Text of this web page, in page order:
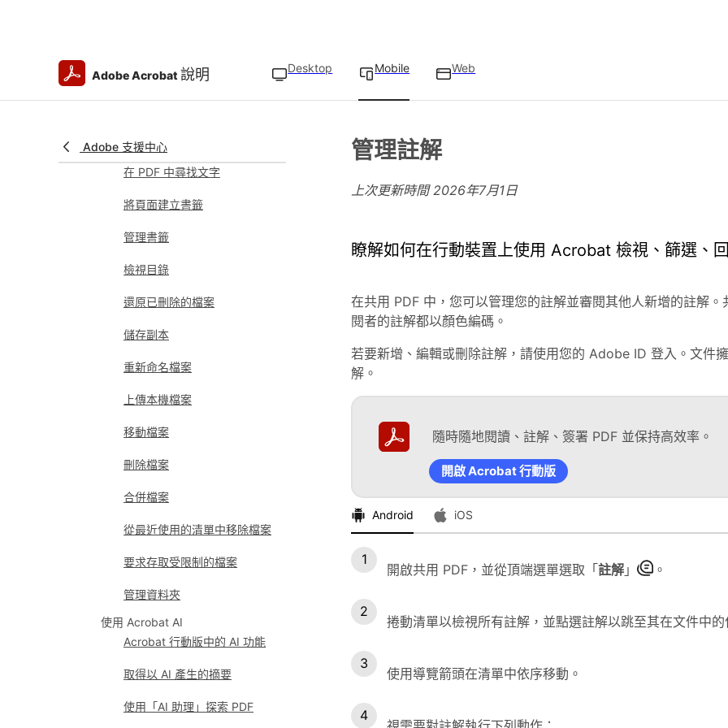
Adobe Acrobat 說明 Desktop Mobile Web
Adobe 支援中心
開啟檔案
使用 Liquid Mode
在 PDF 中尋找文字
將頁面建立書籤
管理書籤
檢視目錄
還原已刪除的檔案
儲存副本
重新命名檔案
上傳本機檔案
移動檔案
刪除檔案
合併檔案
從最近使用的清單中移除檔案
要求存取受限制的檔案
管理資料夾
使用 Acrobat AI
Acrobat 行動版中的 AI 功能
取得以 AI 產生的摘要
使用「AI 助理」探索 PDF
管理註解
上次更新時間2026年7月1日
瞭解如何在行動裝置上使用 Acrobat 檢視、篩選、
在共用 PDF 中，您可以管理您的註解並審閱其他人新增的註解
閱者的註解都以顏色編碼。
若要新增、編輯或刪除註解，請使用您的 Adobe ID 登入。文件
解。
隨時隨地閱讀、註解、簽署 PDF 並保持高效率。
開啟 Acrobat 行動版
Android iOS
開啟共用 PDF，並從頂端選單選取「 註解 」 。
捲動清單以檢視所有註解，並點選註解以跳至其在文件中
使用導覽箭頭在清單中依序移動。